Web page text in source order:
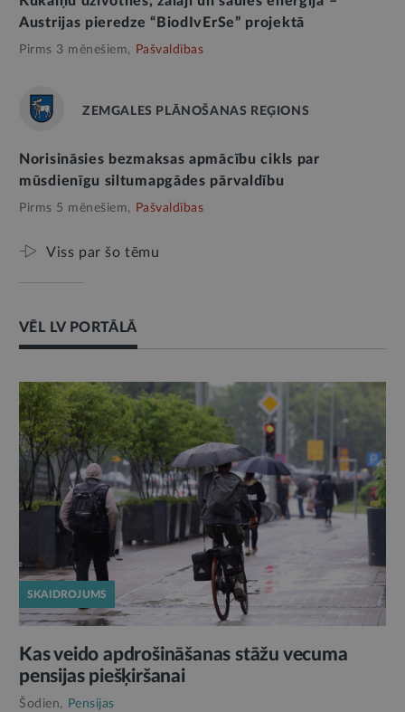
Austrijas pieredze “BiodIvErSe” projektā
Pirms 3 mēnešiem, Pašvaldības
ZEMGALES PLĀNOŠANAS REĢIONS
Norisināsies bezmaksas apmācību cikls par
mūsdienīgu siltumapgādes pārvaldību
Pirms 5 mēnešiem, Pašvaldības
Viss par šo tēmu
VĒL LV PORTĀLĀ
SKAIDROJUMS
Kas veido apdrošināšanas stāžu vecuma
pensijas piešķiršanai
Šodien, Pensijas